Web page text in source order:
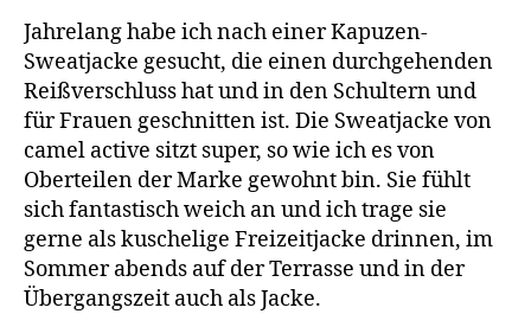
Jahrelang habe ich nach einer Kapuzen-
Sweatjacke gesucht, die einen durchgehenden
Reißverschluss hat und in den Schultern und
für Frauen geschnitten ist. Die Sweatjacke von
camel active sitzt super, so wie ich es von
Oberteilen der Marke gewohnt bin. Sie fühlt
sich fantastisch weich an und ich trage sie
gerne als kuschelige Freizeitjacke drinnen, im
Sommer abends auf der Terrasse und in der
Übergangszeit auch als Jacke.